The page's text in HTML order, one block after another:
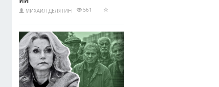
МИХАИЛ ДЕЛЯГИН 561